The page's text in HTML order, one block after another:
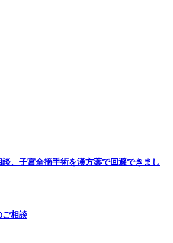
、子宮全摘手術を漢方薬で回避できまし
ご相談